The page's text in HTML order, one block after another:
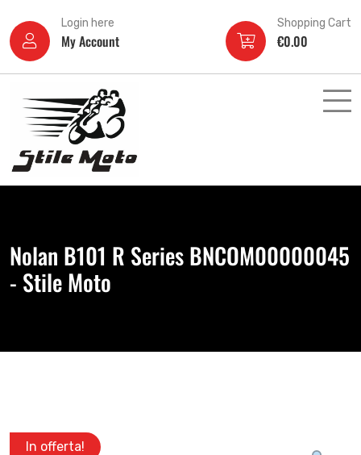
Login here
My Account
Shopping Cart
€0.00
Nolan B101 R Series BNCOM00000045
- Stile Moto
In offerta!